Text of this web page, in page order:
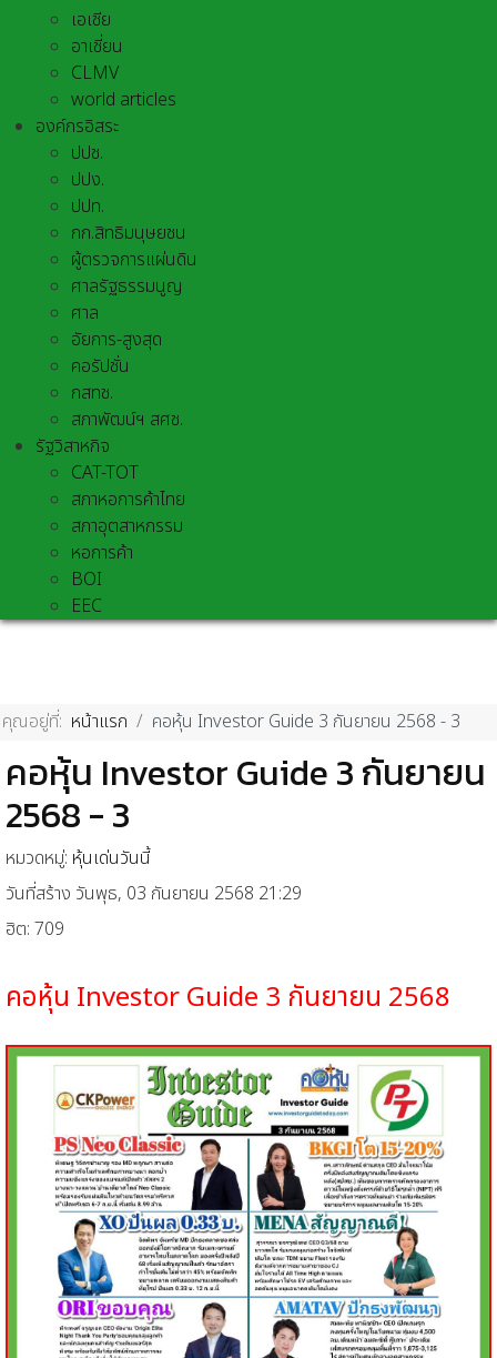
เอเชีย
อาเชี่ยน
CLMV
world articles
องค์กรอิสระ
ปปช.
ปปง.
ปปท.
กก.สิทธิมนุษยชน
ผู้ตรวจการแผ่นดิน
ศาลรัฐธรรมนูญ
ศาล
อัยการ-สูงสุด
คอรัปชั่น
กสทช.
สภาพัฒน์ฯ สศช.
รัฐวิสาหกิจ
CAT-TOT
สภาหอการค้าไทย
สภาอุตสาหกรรม
หอการค้า
BOI
EEC
คุณอยู่ที่: หน้าแรก คอหุ้น Investor Guide 3 กันยายน 2568 - 3
คอหุ้น Investor Guide 3 กันยายน
2568 - 3
หมวดหมู่: หุ้นเด่นวันนี้
วันที่สร้าง วันพุธ, 03 กันยายน 2568 21:29
ฮิต: 709
คอหุ้น Investor Guide 3 กันยายน 2568